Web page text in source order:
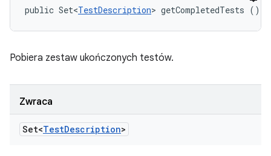
public Set<TestDescription> getCompletedTests ()
Pobiera zestaw ukończonych testów.
Zwraca
Set<TestDescription>